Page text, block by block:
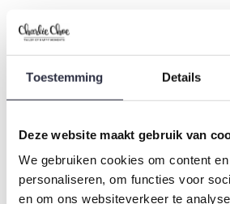
Toestemming Details
Deze website maakt gebruik van
We gebruiken cookies om content
personaliseren, om functies voor
en om ons websiteverkeer te
zacht en ademend aan en biedt het
praktisch gemak met een frisse en
Specificaties
Merk: Charlie Choe